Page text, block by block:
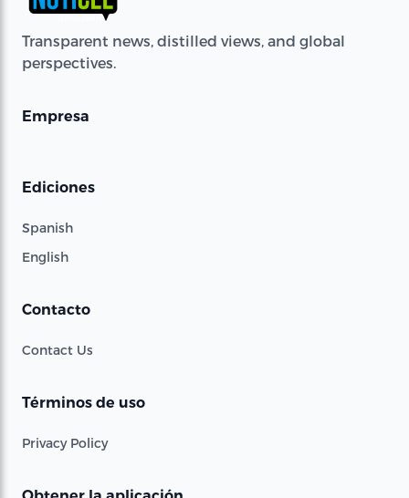
Transparent news, distilled views, and global
perspectives.
Empresa
Ediciones
Spanish
English
Contacto
Contact Us
Términos de uso
Privacy Policy